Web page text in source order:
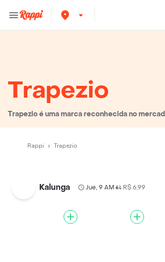
Trapezio
Trapezio é uma marca reconhecida no
Rappi Trapezio
Kalunga Jue, 9 AM• R$ 6,99